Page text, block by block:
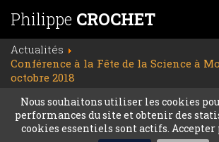
Philippe CROCHET
Actualités
Conférence à la Fête de la Science à
octobre 2018
Nous souhaitons utiliser les cookies
performances du site et obtenir des
cookies essentiels sont actifs.